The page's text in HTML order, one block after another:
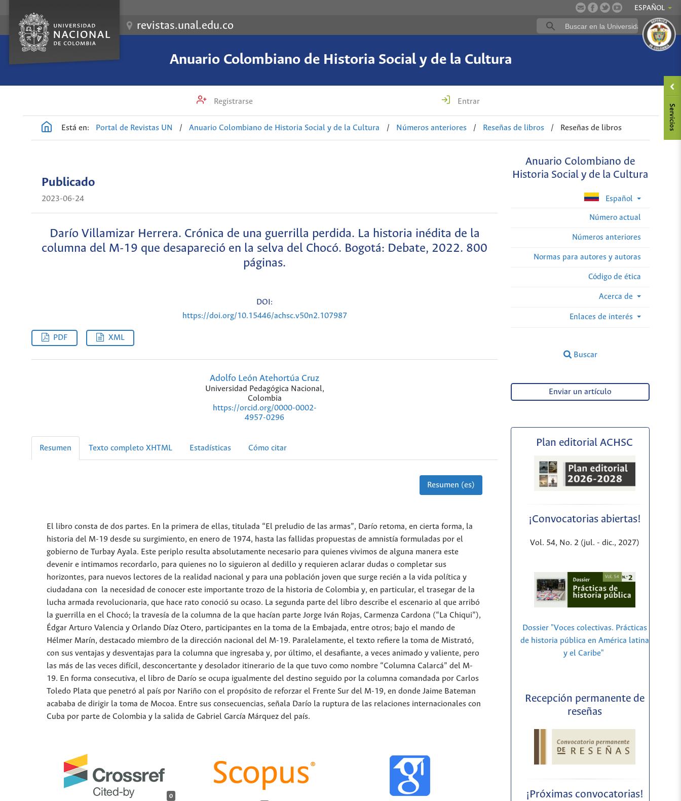
ESPAÑOL
revistas.unal.edu.co
Anuario Colombiano de Historia Social y de la Cultura
Registrarse Entrar
Está en: Portal de Revistas UN / Anuario Colombiano de Historia Social y de la Cultura / Números anteriores / Reseñas de libros / Reseñas de libros
Anuario Colombiano de
Historia Social y de la Cultura
Español
Número actual
Números anteriores
Normas para autores y autoras
Código de ética
Acerca de
Enlaces de interés
Buscar
Publicado
2023-06-24
Darío Villamizar Herrera. Crónica de una guerrilla perdida. La historia inédita de la
columna del M-19 que desapareció en la selva del Chocó. Bogotá: Debate, 2022. 800
páginas.
DOI:
https://doi.org/10.15446/achsc.v50n2.107987
PDF XML
Adolfo León Atehortúa Cruz
Universidad Pedagógica Nacional,
Colombia
https://orcid.org/0000-0002-
4957-0296
Resumen Texto completo XHTML Estadísticas Cómo citar
Resumen (es)
El libro consta de dos partes. En la primera de ellas, titulada “El preludio de las armas”, Darío retoma, en cierta forma, la
historia del M-19 desde su surgimiento, en enero de 1974, hasta las fallidas propuestas de amnistía formuladas por el
gobierno de Turbay Ayala. Este periplo resulta absolutamente necesario para quienes vivimos de alguna manera este
devenir e intimamos recordarlo, para quienes no lo siguieron al dedillo y requieren aclarar dudas o completar sus
horizontes, para nuevos lectores de la realidad nacional y para una población joven que surge recién a la vida política y
ciudadana con la necesidad de conocer este importante trozo de la historia de Colombia y, en particular, el trasegar de la
lucha armada revolucionaria, que hace rato conoció su ocaso. La segunda parte del libro describe el escenario al que arribó
la guerrilla en el Chocó; la travesía de la columna de la que hacían parte Jorge Iván Rojas, Carmenza Cardona (“La Chiqui”),
Édgar Arturo Valencia y Orlando Díaz Otero, participantes en la toma de la Embajada, entre otros; bajo el mando de
Hélmer Marín, destacado miembro de la dirección nacional del M-19. Paralelamente, el texto refiere la toma de Mistrató,
con sus ventajas y desventajas para la columna que ingresaba y, por último, el desafiante, a veces animado y valiente, pero
las más de las veces difícil, desconcertante y desolador itinerario de la que tuvo como nombre “Columna Calarcá” del M-
19. En forma consecutiva, el libro de Darío se ocupa igualmente del destino seguido por la columna comandada por Carlos
Toledo Plata que penetró al país por Nariño con el propósito de reforzar el Frente Sur del M-19, en donde Jaime Bateman
acababa de dirigir la toma de Mocoa. Entre sus consecuencias, señala Darío la ruptura de las relaciones internacionales con
Cuba por parte de Colombia y la salida de Gabriel García Márquez del país.
0
Enviar un artículo
Plan editorial ACHSC
¡Convocatorias abiertas!
Vol. 54, No. 2 (jul. - dic., 2027)
Dossier "Voces colectivas. Prácticas
de historia pública en América latina
y el Caribe"
Recepción permanente de
reseñas
¡Próximas convocatorias!